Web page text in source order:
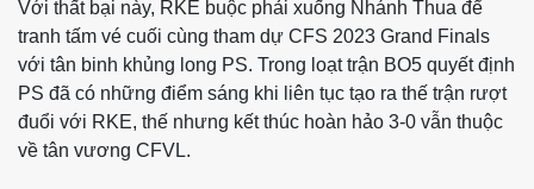
Với thất bại này, RKE buộc phải xuống Nhánh Thua để
tranh tấm vé cuối cùng tham dự CFS 2023 Grand Finals
với tân binh khủng long PS. Trong loạt trận BO5 quyết định
PS đã có những điểm sáng khi liên tục tạo ra thế trận rượt
đuổi với RKE, thế nhưng kết thúc hoàn hảo 3-0 vẫn thuộc
về tân vương CFVL.